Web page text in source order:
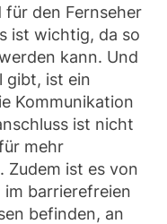
für den Fernseher
ist wichtig, da so
kann. Und
gibt, ist ein
Kommunikation
ist nicht
mehr
Zudem ist es von
barrierefreien
befinden, an